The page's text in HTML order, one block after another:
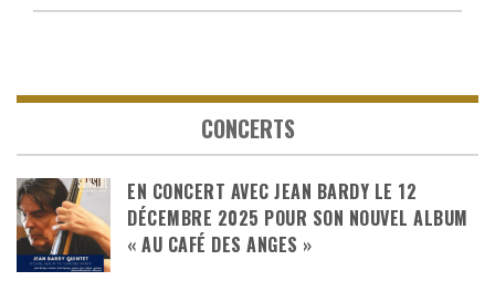
CONCERTS
EN CONCERT AVEC JEAN BARDY LE 12
DÉCEMBRE 2025 POUR SON NOUVEL ALBUM
« AU CAFÉ DES ANGES »